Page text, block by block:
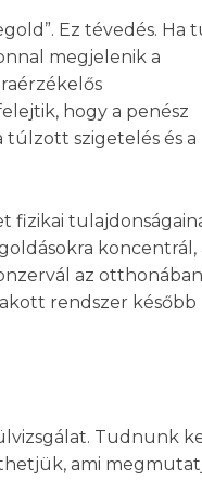
Ez tévedés. Ha
megjelenik a
hogy a penész
túlzott szigetelés és a
fizikai
koncentrál,
az
rendszer később
Tudnunk
ami